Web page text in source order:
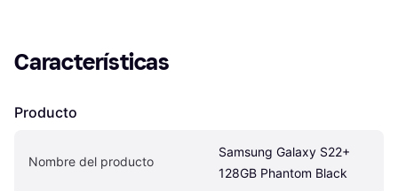
Características
Producto
Nombre del producto
Samsung Galaxy S22+
128GB Phantom Black